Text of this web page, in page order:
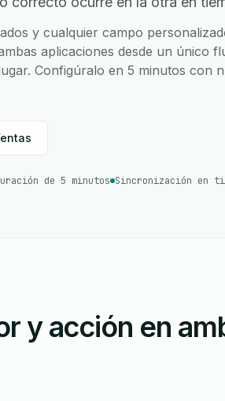
y cualquier campo
aplicaciones desde un único
Configúralo en 5 minutos con
de 5 minutos Sincronización en
y acción en